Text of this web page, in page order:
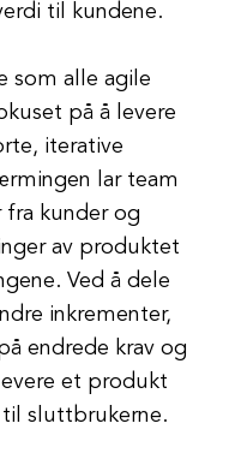
til kundene.
som alle agile
på å levere
iterative
lar team
fra kunder og
av produktet
Ved å dele
inkrementer,
endrede krav og
et produkt
sluttbrukerne.